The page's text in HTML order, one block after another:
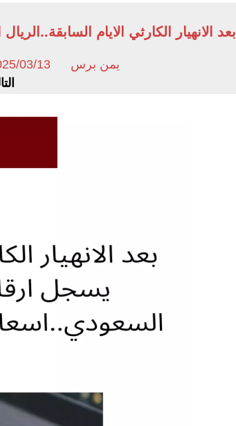
بعد الانهيار الكارثي الايام
يمن برس 03/13